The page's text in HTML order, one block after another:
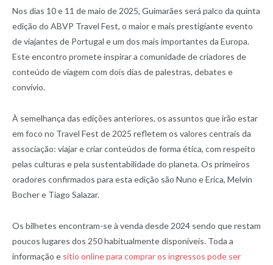
Nos dias 10 e 11 de maio de 2025, Guimarães será palco da quinta
edição do ABVP Travel Fest, o maior e mais prestigiante evento
de viajantes de Portugal e um dos mais importantes da Europa.
Este encontro promete inspirar a comunidade de criadores de
conteúdo de viagem com dois dias de palestras, debates e
convívio.
À semelhança das edições anteriores, os assuntos que irão estar
em foco no Travel Fest de 2025 refletem os valores centrais da
associação: viajar e criar conteúdos de forma ética, com respeito
pelas culturas e pela sustentabilidade do planeta. Os primeiros
oradores confirmados para esta edição são Nuno e Erica, Melvin
Bocher e Tiago Salazar.
Os bilhetes encontram-se à venda desde 2024 sendo que restam
poucos lugares dos 250 habitualmente disponíveis. Toda a
informação e sítio online para comprar os ingressos pode ser